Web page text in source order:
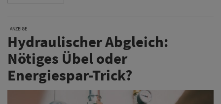
ANZEIGE
Hydraulischer Abgleich:
Nötiges Übel oder
Energiespar-Trick?